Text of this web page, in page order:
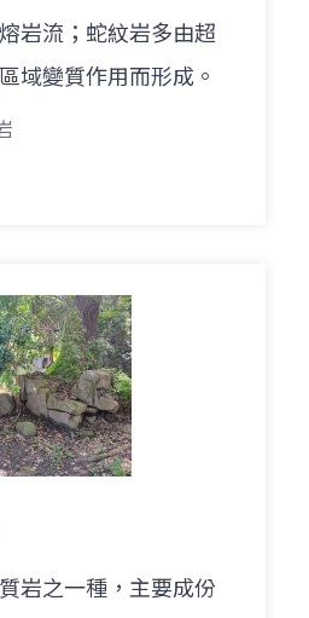
岩流；蛇紋岩多由超
域變質作用而形成。
岩之一種，主要成份